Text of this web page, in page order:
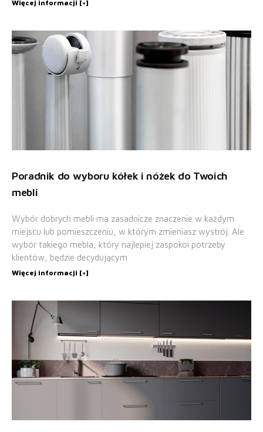
Więcej informacji [+]
Poradnik do wyboru kółek i nóżek do Twoich
mebli
Wybór dobrych mebli ma zasadnicze znaczenie w każdym
miejscu lub pomieszczeniu, w którym zmieniasz wystrój. Ale
wybór takiego mebla, który najlepiej zaspokoi potrzeby
klientów, będzie decydującym
Więcej informacji [+]